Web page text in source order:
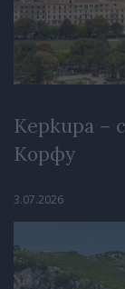
Керкира –
Корфу
3.07.2026